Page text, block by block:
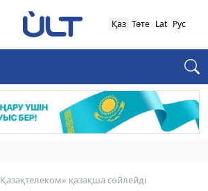
Қаз Төте Lat Рус
қазақша сөйлейді